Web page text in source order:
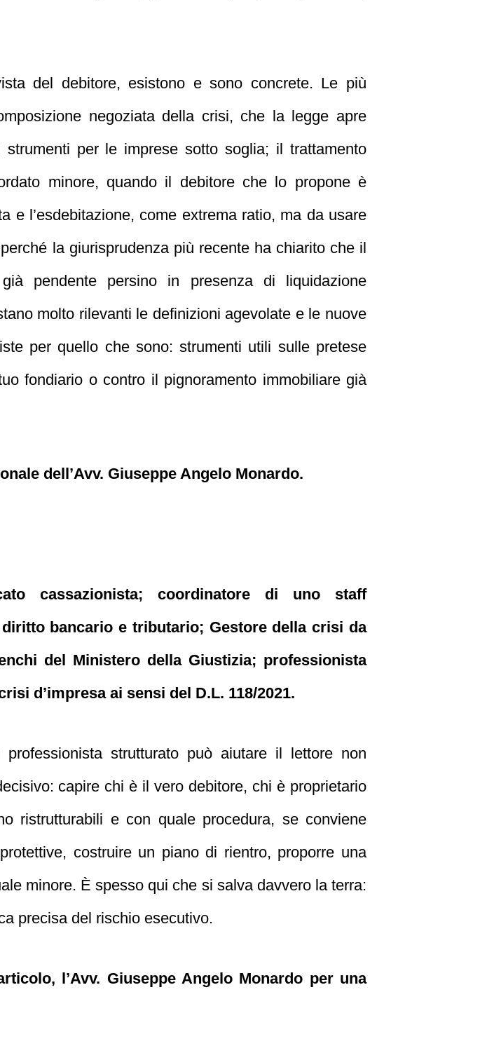
del debitore, esistono e sono concrete. Le più
negoziata della crisi, che la legge apre
strumenti per le imprese sotto soglia; il trattamento
minore, quando il debitore che lo propone è
e l’esdebitazione, come extrema ratio, ma da usare
la giurisprudenza più recente ha chiarito che il
pendente persino in presenza di liquidazione
molto rilevanti le definizioni agevolate e le nuove
per quello che sono: strumenti utili sulle pretese
fondiario o contro il pignoramento immobiliare già
dell’Avv. Giuseppe Angelo Monardo.
cassazionista; coordinatore di uno staff
bancario e tributario; Gestore della crisi da
del Ministero della Giustizia; professionista
d’impresa ai sensi del D.L. 118/2021.
strutturato può aiutare il lettore non
capire chi è il vero debitore, chi è proprietario
ristrutturabili e con quale procedura, se conviene
costruire un piano di rientro, proporre una
minore. È spesso qui che si salva davvero la terra:
precisa del rischio esecutivo.
l’Avv. Giuseppe Angelo Monardo per una